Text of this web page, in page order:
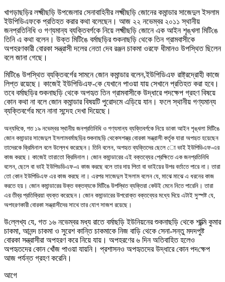
খাগড়াছড়ির লক্ষ্মীছড়ি উপজেলার সেনাবাহিনীর লক্ষ্মীছড়ি জোনের কমান্ডার সাজেদুল ইসলাম
ইউপিডিএফকে প্রতিহত করার কথা বলেছেন। আজ ২২ নভেম্বর ২০১১ স্থানীয়
জনপ্রতিনিধি ও গণ্যমান্য ব্যক্তিবর্গকে নিয়ে লক্ষ্মীছড়ি জোনে এক আইন শৃঙ্খলা মিটিঙে
তিনি এ কথা বলেন। উক্ত মিটিঙে বর্মাছড়ির শুকনাছড়ি থেকে তিন গ্রামবাসীকে
অপহরণকারী বোরকা সন্ত্রাসীদলের নেতা দেব রঞ্জন চাকমা ওরফে ধীমানও উপস্থিত ছিলেন
বলে জানা গেছে।
মিটিঙে উপস্থিত ব্যক্তিবর্গের সামনে জোন কমান্ডার বলেন,ইউপিডিএফ রাষ্ট্রদ্রোহী কাজে
লিপ্ত রয়েছে। কাজেই ইউপিডিএফ-কে যেখানে পাওয়া যায় সেখানে প্রতিহত করা হবে।
তবে বর্মাছড়ির শুকনাছড়ি থেকে অপহৃত তিন গ্রামবাসীকে উদ্ধারে পদক্ষেপ গ্রহণ বিষয়ে
কোন কথা না বলে জোন কমান্ডার বিষয়টি পুরোদমে এড়িয়ে যান। ফলেস্থানীয় গণ্যমান্য
ব্যক্তিবর্গের মনে নানা সন্দেহ দেখা দিয়েছে।
অন্যদিকে, গত ১৯ নভেম্বর স্থানীয় জনপ্রতিনিধি ও গণ্যমান্য ব্যক্তিবর্গকে নিয়ে ডাকা আইন শৃঙ্খলা মিটিঙে
জোন কমান্ডার সাজেদুল ইসলামবর্মাছড়ির শুকনাছড়ি থেকেসশস্ত্র বোরকা সন্ত্রাসী কর্তৃক যারা অপহৃত হয়েছেন
তাদেরকে ক্রিমিনাল বলে উল্লেখ করেছেন। তিনি বলেন, অপহৃত ব্যক্তিদের ছেলে ো ভাই ইউপিডিএফ-এর
কাজ করছে। কাজেই তারাতো ক্রিমিনাল। জোন কমান্ডারের এই বক্তব্যের প্রেক্ষিতে এক জনপ্রতিনিধি
বলেন, ছেলে বা ভাই ইউপিডডিএফ-এ কাজ করছে বলে তার দায় পিতা ব া ভাইয়ের উপর বর্তাতে পারে না।তারা
তো কোন ইউপিডিএফ এর কাজ করছে না । এরপর সাজেদুল ইসলাম বলেন যে মাঝে মাঝে এ ধরনের কাজ
করতে হয় । জোন কমান্ডারের উক্ত বক্তব্যকে মিটিঙে উপস্থিত ব্যক্তিরা কেউই মেনে নিতে পারেনি ।তারা
এর তীব্র প্রতিক্রিয়া ব্যক্ত করেছেন । জোন কমান্ডারের উপরোক্ত বক্তব্যের মধ্যে দিয়ে এটাই সুস্পষ্ট যে
অপহরণকারী বোরকা সন্ত্রাসীদের সাথে তার যোগ সাজশ রয়েছে ।
উল্লেখ্য যে, গত ১৬ নভেম্বর মধ্য রাতে বর্মাছড়ি ইউনিয়নের শুকনাছড়ি থেকে শান্ত্মি কুমার
চাকমা, আনন্দ চাকমা ও সুরেশ কান্তি চাকমাকে নিজ বাড়ি থেকে সেনা-সন্তু মদদপুষ্ট
বোরকা সন্ত্রাসীরা অপহরণ করে নিয়ে যায় । অপহরণের ৬ দিন অতিবাহিত হলেও
অপহৃতদের কোন খোঁজ পাওয়া যায়নি। প্রশাসনও অপহৃতদের উদ্ধারে কোন পদক্ষেপ
আজ পর্যন্তগ্রহণ করেনি।
আগে